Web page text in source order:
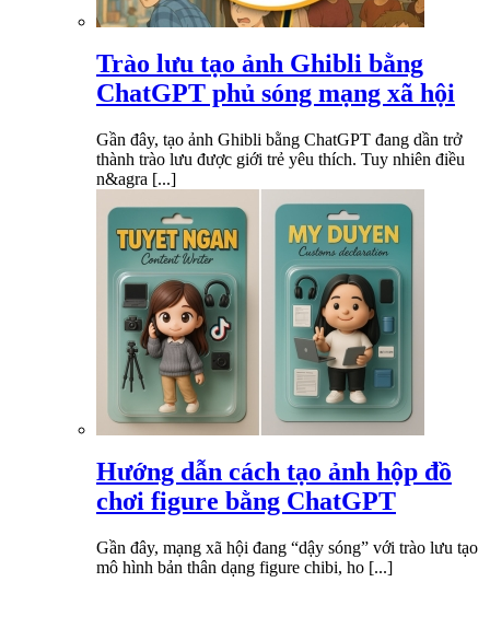
Trào lưu tạo ảnh Ghibli bằng
ChatGPT phủ sóng mạng xã hội
Gần đây, tạo ảnh Ghibli bằng ChatGPT đang dần trở
thành trào lưu được giới trẻ yêu thích. Tuy nhiên điều
n&agra [...]
Hướng dẫn cách tạo ảnh hộp đồ
chơi figure bằng ChatGPT
Gần đây, mạng xã hội đang “dậy sóng” với trào lưu tạo
mô hình bản thân dạng figure chibi, ho [...]